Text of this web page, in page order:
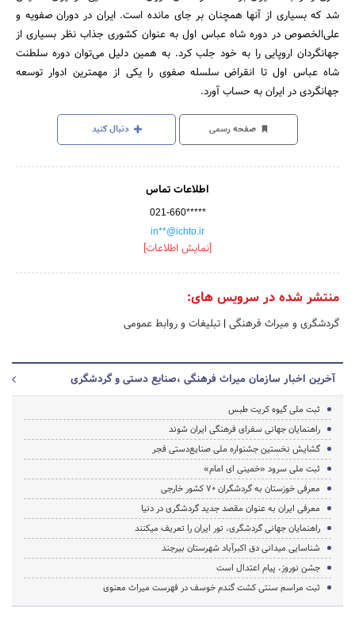
شد که بسیاری از آنها همچنان بر جای مانده است. ایران در دوران صفویه و
علی‌الخصوص در دوره شاه عباس اول به عنوان کشوری جذاب نظر بسیاری از
جهانگردان اروپایی را به خود جلب کرد. به همین دلیل می‌توان دوره سلطنت
شاه عباس اول تا انقراض سلسله صفوی را یکی از مهمترین ادوار توسعه
جهانگردی در ایران به حساب آورد.
صفحه رسمی دنبال کنید
اطلاعات تماس
021-660*****
in**@ichto.ir
[نمایش اطلاعات]
منتشر شده در سرویس های:
گردشگری و میراث فرهنگی | تبلیغات و روابط عمومی
آخرین اخبار سازمان میراث فرهنگی ،صنایع دستی و گردشگری
ثبت ملی گیوه کریت طبس
راهنمایان جهانی سفرای فرهنگی ایران شوند
گشایش نخستین جشنواره ملی صنایع‌دستی فجر
ثبت ملی سرود «خمینی ای امام»
معرفی خوزستان به گردشگران 70 کشور خارجی
معرفی ایران به عنوان مقصد جدید گردشگری در دنیا
راهنمایان جهانی گردشگری، تور ایران را تعریف میکنند
شناسایی میدانی دق اکبرآباد شهرستان بیرجند
جشن نوروز، پیام اعتدال است
ثبت مراسم سنتی کشت گندم خوسف در فهرست میراث معنوی